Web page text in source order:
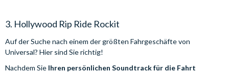
3. Hollywood Rip Ride Rockit
Auf der Suche nach einem der größten Fahrgeschäfte von
Universal? Hier sind Sie richtig!
Nachdem Sie Ihren persönlichen Soundtrack für die Fahrt